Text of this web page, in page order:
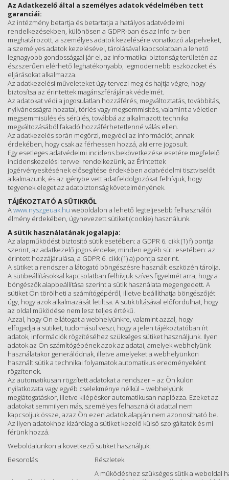
Az Adatkezelő által a személyes adatok védelmében tett
garanciái:
Az intézmény betartja és betartatja a hatályos adatvédelmi
rendelkezésekben, különösen a GDPR-ban és az Info tv-ben
meghatározott, a személyes adatok kezelésére vonatkozó alapelveket,
a személyes adatok kezelésével, tárolásával kapcsolatban a lehető
legnagyobb gondossággal jár el, az informatikai biztonság területén az
észszerűen elérhető leghatékonyabb, legmodernebb eszközöket és
eljárásokat alkalmazza.
Az adatkezelési műveleteket úgy tervezi meg és hajtja végre, hogy
biztosítsa az érintettek magánszférájának védelmét.
Az adatokat védi a jogosulatlan hozzáférés, megváltoztatás, továbbítás,
nyilvánosságra hozatal, törlés vagy megsemmisítés, valamint a véletlen
megsemmisülés és sérülés, továbbá az alkalmazott technika
megváltozásából fakadó hozzáférhetetlenné válás ellen.
Az adatkezelés során megőrzi, megvédi az információt, annak
érdekében, hogy csak az férhessen hozzá, aki erre jogosult.
Egy esetleges adatvédelmi incidens bekövetkezése esetére megfelelő
incidenskezelési tervvel rendelkezünk, az Érintettek
jogérvényesítésének elősegítése érdekében adatvédelmi tisztviselőt
alkalmazunk, és az igénybe vett adatfeldolgozókat felhívjuk, hogy
tegyenek eleget az adatbiztonság követelményének.
TÁJÉKOZTATÓ A SÜTIKRŐL
Awww.nyszgeuak.hu weboldalon a lehető legteljesebb felhasználói
élmény érdekében, úgynevezett sütiket (cookie) használunk.
A sütik használatának jogalapja:
Az alapműködést biztosító sütik esetében: a GDPR 6. cikk (1) f) pontja
szerint, az adatkezelő jogos érdeke; minden egyéb süti esetében: az
érintett hozzájárulása, a GDPR 6. cikk (1) a) pontja szerint.
A sütiket a rendszer a látogató böngészésre használt eszközén tárolja.
A sütibeállításokkal kapcsolatban felhívjuk szíves figyelmét arra, hogy a
böngészők alapbeállítása szerint a sütik használata megengedett. A
sütiket Ön törölheti a számítógépéről, illetve beállíthatja böngészőjét
úgy, hogy azok alkalmazását letiltsa. A sütik tiltásával előfordulhat, hogy
az oldal működése nem lesz teljes értékű.
Azzal, hogy Ön ellátogat a webhelyünkre, valamint azzal, hogy
elfogadja a sütiket, tudomásul veszi, hogy a jelen tájékoztatóban írt
adatok, információk rögzítéséhez szükséges sütiket használjunk. Ilyen
adatok az Ön számítógépének azok az adatai, amelyek webhelyünk
használatakor generálódnak, illetve amelyeket a webhelyünkön
használt sütik a technikai folyamatok automatikus eredményeként
rögzítenek.
Az automatikusan rögzített adatokat a rendszer – az Ön külön
nyilatkozata vagy egyéb cselekménye nélkül – webhelyünk
meglátogatáskor, illetve kilépéskor automatikusan naplózza. Ezeket az
adatokat semmilyen más, személyes felhasználói adattal nem
kapcsoljuk össze, azaz Ön ezen adatok alapján nem azonosítható be.
Az ilyen adatokhoz kizárólag a sütiket kezelő külső szolgáltatók és mi
férünk hozzá.
Weboldalunkon a következő sütiket használjuk:
Besorolás
Részletek
A működéshez szükséges sütik a weboldal